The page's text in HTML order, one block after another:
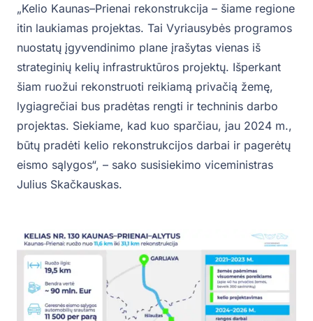
„Kelio Kaunas–Prienai rekonstrukcija – šiame regione
itin laukiamas projektas. Tai Vyriausybės programos
nuostatų įgyvendinimo plane įrašytas vienas iš
strateginių kelių infrastruktūros projektų. Išperkant
šiam ruožui rekonstruoti reikiamą privačią žemę,
lygiagrečiai bus pradėtas rengti ir techninis darbo
projektas. Siekiame, kad kuo sparčiau, jau 2024 m.,
būtų pradėti kelio rekonstrukcijos darbai ir pagerėtų
eismo sąlygos“, – sako susisiekimo viceministras
Julius Skačkauskas.